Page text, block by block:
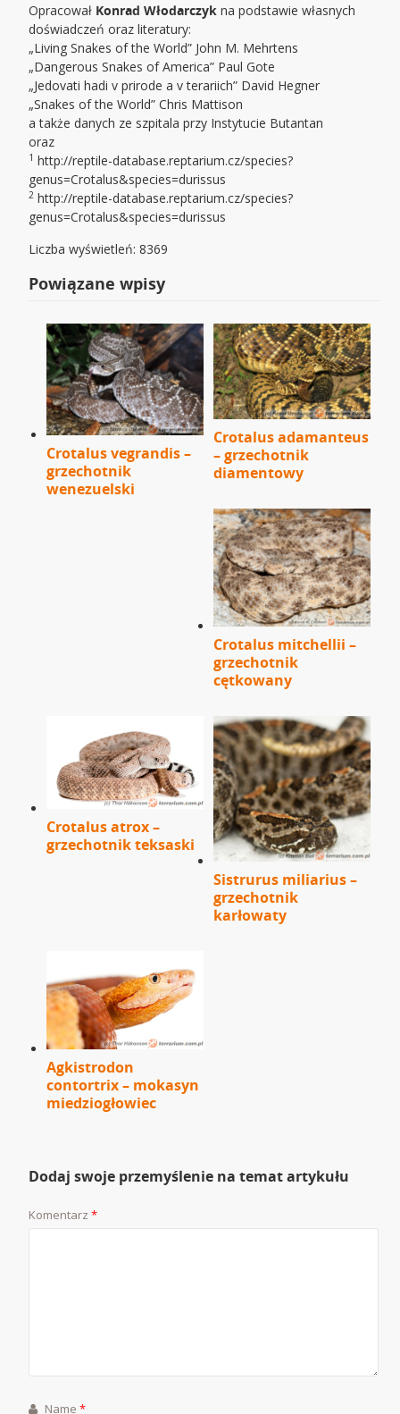
Opracował Konrad Włodarczyk na podstawie własnych
doświadczeń oraz literatury:
„Living Snakes of the World” John M. Mehrtens
„Dangerous Snakes of America” Paul Gote
„Jedovati hadi v prirode a v terariich” David Hegner
„Snakes of the World” Chris Mattison
a także danych ze szpitala przy Instytucie Butantan
oraz
1 http://reptile-database.reptarium.cz/species?
genus=Crotalus&species=durissus
2 http://reptile-database.reptarium.cz/species?
genus=Crotalus&species=durissus
Liczba wyświetleń: 8369
Powiązane wpisy
Crotalus vegrandis –
grzechotnik
wenezuelski
Crotalus adamanteus
– grzechotnik
diamentowy
Crotalus mitchellii –
grzechotnik
cętkowany
Crotalus atrox –
grzechotnik teksaski
Sistrurus miliarius –
grzechotnik
karłowaty
Agkistrodon
contortrix – mokasyn
miedziogłowiec
Dodaj swoje przemyślenie na temat artykułu
Komentarz*
Name*